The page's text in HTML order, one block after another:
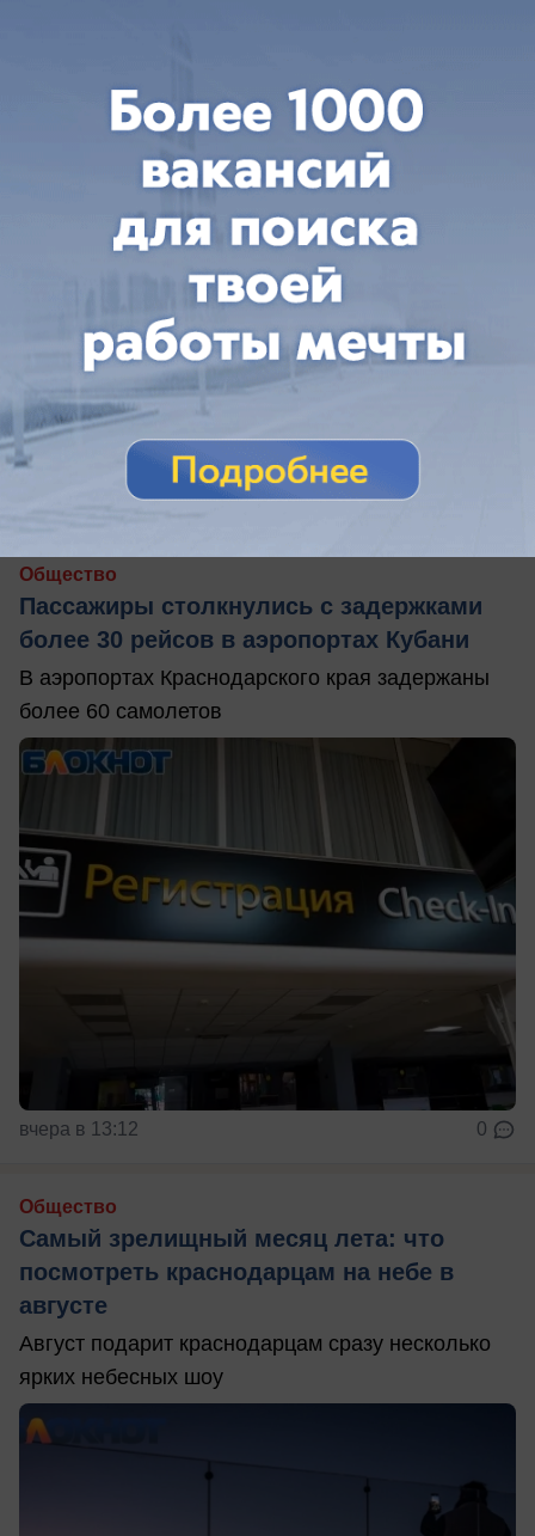
вчера в 13:51
Общество
Пассажиры столкнулись с задержками
более 30 рейсов в аэропортах Кубани
В аэропортах Краснодарского края задержаны
более 60 самолетов
вчера в 13:12 0
Общество
Самый зрелищный месяц лета: что
посмотреть краснодарцам на небе в
августе
Август подарит краснодарцам сразу несколько
ярких небесных шоу